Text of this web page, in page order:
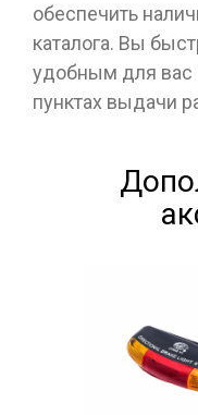
обеспечить
каталога. Вы
удобным для
пунктах выдачи